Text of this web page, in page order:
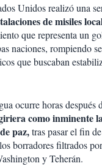
Unidos realizó una
de misiles
que representa un
naciones, rompiendo
que buscaban
ocurre horas después
como inminente
paz,tras pasar el fin
borradores filtrados
y Teherán.